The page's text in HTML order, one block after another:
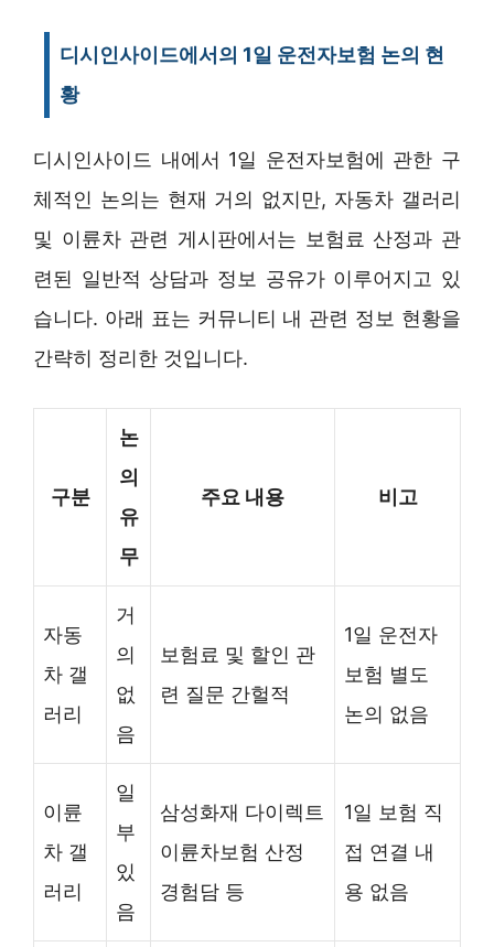
디시인사이드에서의 1일 운전자보험 논의 현
황
디시인사이드 내에서 1일 운전자보험에 관한 구
체적인 논의는 현재 거의 없지만, 자동차 갤러리
및 이륜차 관련 게시판에서는 보험료 산정과 관
련된 일반적 상담과 정보 공유가 이루어지고 있
습니다. 아래 표는 커뮤니티 내 관련 정보 현황을
간략히 정리한 것입니다.
구분
논
의
유
무
주요 내용 비고
자동
차 갤
러리
거
의
없
음
보험료 및 할인 관
련 질문 간헐적
1일 운전자
보험 별도
논의 없음
이륜
차 갤
러리
일
부
있
음
삼성화재 다이렉트
이륜차보험 산정
경험담 등
1일 보험 직
접 연결 내
용 없음